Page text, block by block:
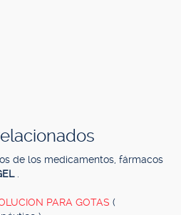
de los medicamentos, fármacos
PARA GOTAS (